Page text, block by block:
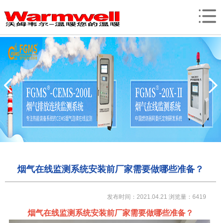
烟气在线监测系统安装前厂家需要做哪些准备？
发布时间：2021.04.21 浏览量：6419
烟气在线监测系统安装前厂家需要做哪些准备？